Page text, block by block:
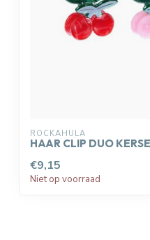
ROCKAHULA
HAAR CLIP DUO
€9,15
Niet op voorraad